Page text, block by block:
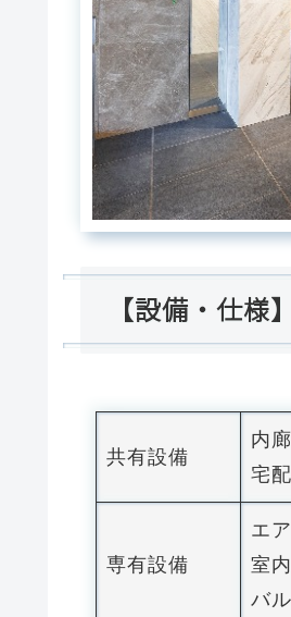
【設備・仕様】
共有設備
内
宅
専有設備
エ
室
バ